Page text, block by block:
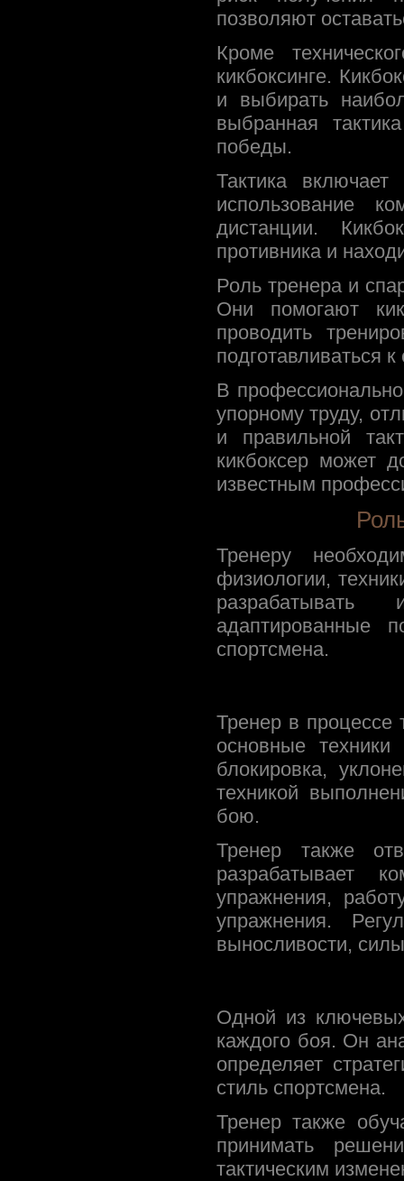
позволяют
Кроме
кикбоксинге.
и выбирать
выбранная
победы.
Тактика
использование
дистанции.
противника и
Роль тренера и
Они помогают
проводить
подготавливаться
В
упорному труду,
и правильной
кикбоксер может
известным
Тренеру
физиологии,
разрабатывать
адаптированные
спортсмена.
Тренер в процессе
основные
блокировка,
техникой
бою.
Тренер также
разрабатывает
упражнения,
упражнения.
выносливости,
Одной из
каждого боя. Он
определяет
стиль спортсмена.
Тренер также
принимать
тактическим